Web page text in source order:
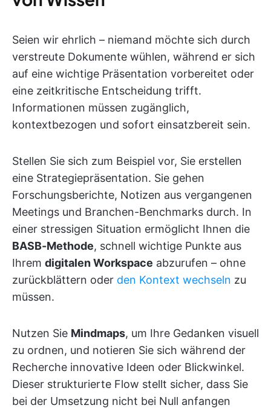
Seien wir ehrlich – niemand möchte sich durch
verstreute Dokumente wühlen, während er sich
auf eine wichtige Präsentation vorbereitet oder
eine zeitkritische Entscheidung trifft.
Informationen müssen zugänglich,
kontextbezogen und sofort einsatzbereit sein.
Stellen Sie sich zum Beispiel vor, Sie erstellen
eine Strategiepräsentation. Sie gehen
Forschungsberichte, Notizen aus vergangenen
Meetings und Branchen-Benchmarks durch. In
einer stressigen Situation ermöglicht Ihnen die
BASB-Methode, schnell wichtige Punkte aus
Ihrem digitalen Workspace abzurufen – ohne
zurückblättern oder den Kontext wechseln zu
müssen.
Nutzen Sie Mindmaps, um Ihre Gedanken visuell
zu ordnen, und notieren Sie sich während der
Recherche innovative Ideen oder Blickwinkel.
Dieser strukturierte Flow stellt sicher, dass Sie
bei der Umsetzung nicht bei Null anfangen